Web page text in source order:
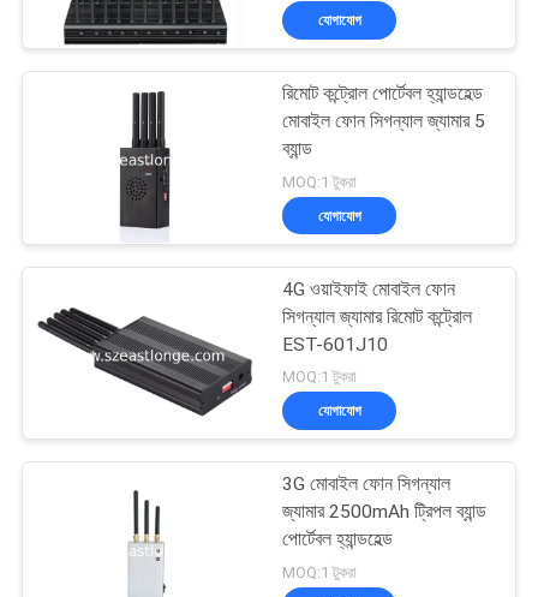
মান
করুন
খবর
উদ্ধৃতির
যোগাযোগ
রিমোট কন্ট্রোল পোর্টেবল হ্যান্ডহেল্ড
মোবাইল ফোন সিগন্যাল জ্যামার 5
ব্যান্ড
MOQ:1 টুকরা
যোগাযোগ
4G ওয়াইফাই মোবাইল ফোন
সিগন্যাল জ্যামার রিমোট কন্ট্রোল
EST-601J10
MOQ:1 টুকরা
যোগাযোগ
3G মোবাইল ফোন সিগন্যাল
জ্যামার 2500mAh ট্রিপল ব্যান্ড
পোর্টেবল হ্যান্ডহেল্ড
MOQ:1 টুকরা